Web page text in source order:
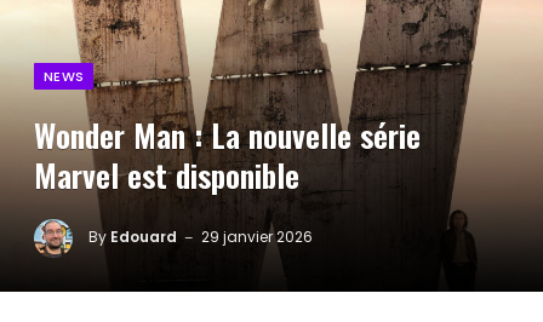
NEWS
Wonder Man : La nouvelle série
Marvel est disponible
By Edouard 29 janvier 2026